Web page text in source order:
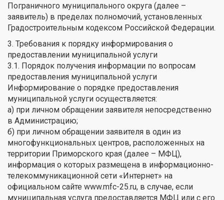
Пограничного муниципального округа (далее –
заявитель) в пределах полномочий, установленных
Градостроительным кодексом Российской Федерации.
3. Требования к порядку информирования о
предоставлении муниципальной услуги
3.1. Порядок получения информации по вопросам
предоставления муниципальной услуги
Информирование о порядке предоставления
муниципальной услуги осуществляется:
а) при личном обращении заявителя непосредственно
в Администрацию;
б) при личном обращении заявителя в один из
многофункциональных центров, расположенных на
территории Приморского края (далее – МФЦ),
информация о которых размещена в информационно-
телекоммуникационной сети «Интернет» на
официальном сайте www.mfc-25.ru, в случае, если
муниципальная услуга предоставляется МФЦ или с его